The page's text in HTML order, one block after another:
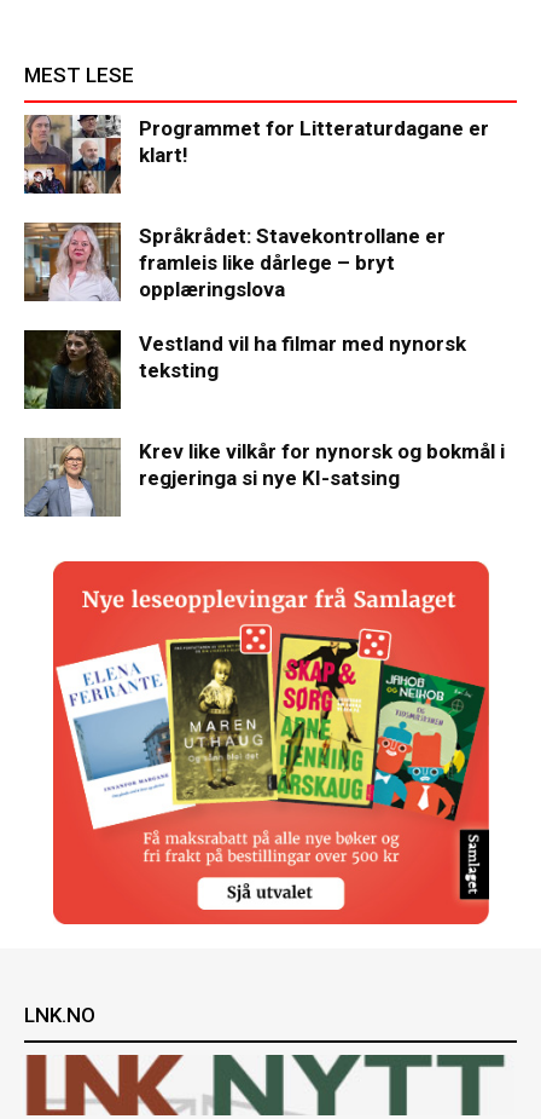
MEST LESE
Programmet for Litteraturdagane er
klart!
Språkrådet: Stavekontrollane er
framleis like dårlege – bryt
opplæringslova
Vestland vil ha filmar med nynorsk
teksting
Krev like vilkår for nynorsk og bokmål i
regjeringa si nye KI-satsing
LNK.NO